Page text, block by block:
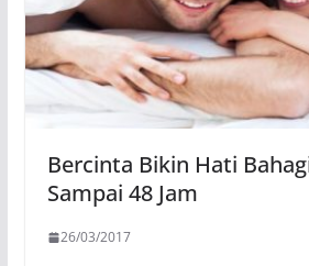
Bercinta Bikin Hati
Sampai 48 Jam
26/03/2017